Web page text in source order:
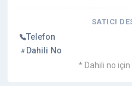
Diğer Kaliteli Sitelerden
Sayfam'dan ulaşabilirsiniz.
https://
SATICI
Telefon
Dahili No
* Dahili no için